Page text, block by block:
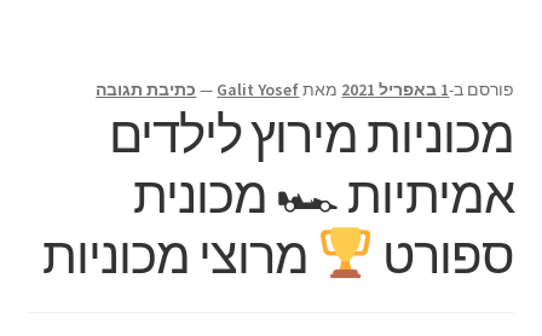
פורסם ב-1 באפריל 2021 מאתGalit Yosef
— כתיבת תגובה
מכוניות מירוץ לילדים
אמיתיות 🏎 מכונית
ספורט
מרוצי מכוניות